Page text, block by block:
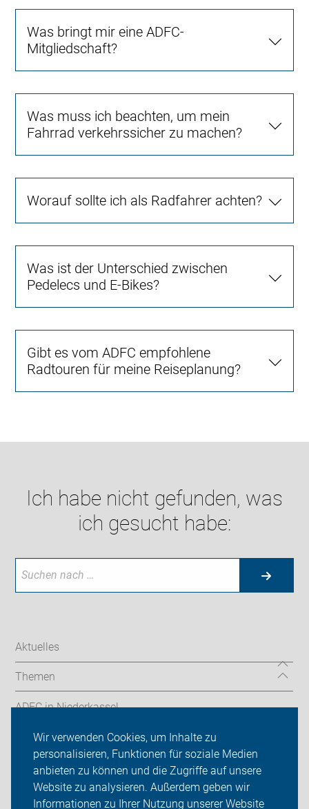
Wir verwenden Cookies, um Inhalte zu
personalisieren, Funktionen für soziale Medien
anbieten zu können und die Zugriffe auf unsere
Website zu analysieren. Außerdem geben wir
Informationen zu Ihrer Nutzung unserer Website
Was bringt mir eine ADFC-
Mitgliedschaft?
Was muss ich beachten, um mein
Fahrrad verkehrssicher zu machen?
Worauf sollte ich als Radfahrer achten?
Was ist der Unterschied zwischen
Pedelecs und E-Bikes?
Gibt es vom ADFC empfohlene
Radtouren für meine Reiseplanung?
Ich habe nicht gefunden, was
ich gesucht habe:
Aktuelles
Themen
ADFC in Niederkassel
Sei dabei
Presse
Login